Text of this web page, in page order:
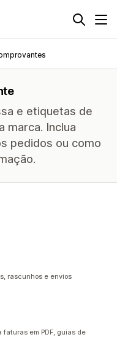
e etiquetas de
marca. Inclua
pedidos ou como
rascunhos e envios
em PDF, guias de